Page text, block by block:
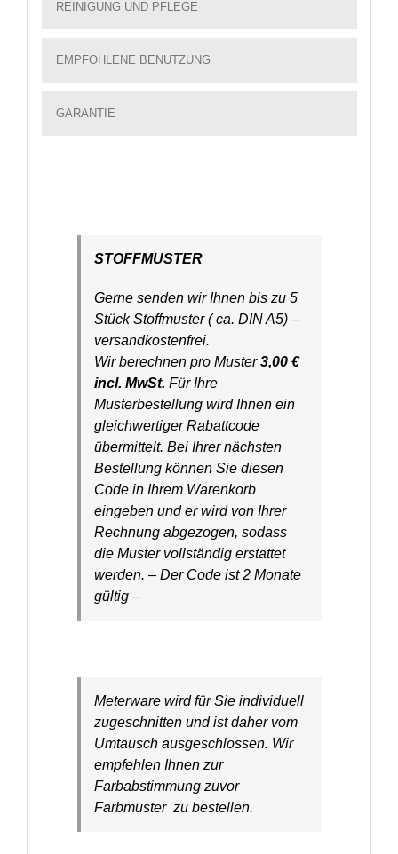
REINIGUNG UND PFLEGE
EMPFOHLENE BENUTZUNG
GARANTIE
STOFFMUSTER
Gerne senden wir Ihnen bis zu 5
Stück Stoffmuster ( ca. DIN A5) –
versandkostenfrei.
Wir berechnen pro Muster3,00 €
incl. MwSt. Für Ihre
Musterbestellung wird Ihnen ein
gleichwertiger Rabattcode
übermittelt. Bei Ihrer nächsten
Bestellung können Sie diesen
Code in Ihrem Warenkorb
eingeben und er wird von Ihrer
Rechnung abgezogen, sodass
die Muster vollständig erstattet
werden. – Der Code ist 2 Monate
gültig –
Meterware wird für Sie individuell
zugeschnitten und ist daher vom
Umtausch ausgeschlossen. Wir
empfehlen Ihnen zur
Farbabstimmung zuvor
Farbmuster zu bestellen.